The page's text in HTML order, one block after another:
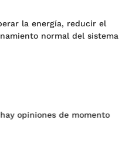
la energía, reducir el
normal del sistema
opiniones de momento